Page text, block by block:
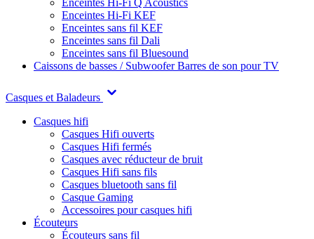
Enceintes Hi-Fi Q Acoustics
Enceintes Hi-Fi KEF
Enceintes sans fil KEF
Enceintes sans fil Dali
Enceintes sans fil Bluesound
Caissons de basses / SubwooferBarres de son pour TV
Casques et Baladeurs
Casques hifi
Casques Hifi ouverts
Casques Hifi fermés
Casques avec réducteur de bruit
Casques Hifi sans fils
Casques bluetooth sans fil
Casque Gaming
Accessoires pour casques hifi
Écouteurs
Écouteurs sans fil